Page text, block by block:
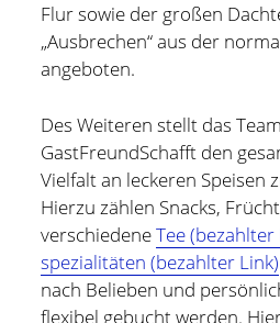
Flur sowie der großen
„Ausbrechen“ aus der
angeboten.
Des Weiteren stellt das
GastFreundSchafft den
Vielfalt an leckeren Speisen
Hierzu zählen Snacks,
verschiedeneTee (bezahlter
spezialitäten (bezahlter Link)
nach Belieben und
flexibel gebucht werden.